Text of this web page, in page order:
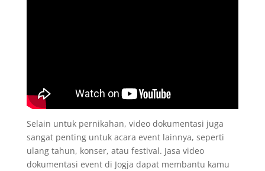
Selain untuk pernikahan, video dokumentasi juga
sangat penting untuk acara event lainnya, seperti
ulang tahun, konser, atau festival. Jasa video
dokumentasi event di Jogja dapat membantu kamu